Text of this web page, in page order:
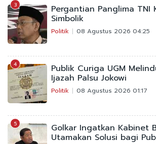
3 Pergantian Panglima TNI
Simbolik
Politik 08 Agustus 2026 04:25
4 Publik Curiga UGM
Ijazah Palsu Jokowi
Politik 08 Agustus 2026 01:17
5 Golkar Ingatkan Kabinet
Utamakan Solusi bagi